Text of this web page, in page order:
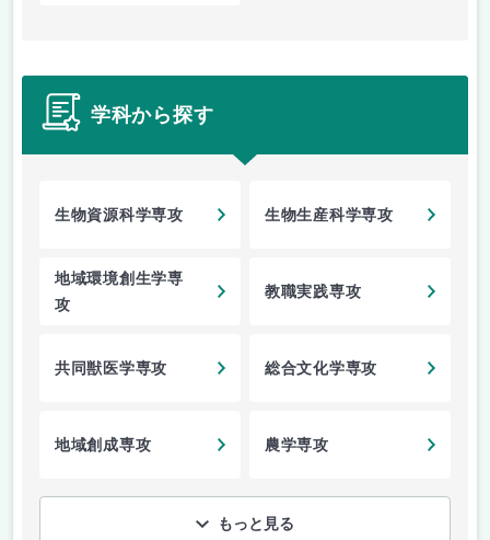
学科から探す
生物資源科学専攻 生物生産科学専攻
地域環境創生学専
攻
教職実践専攻
共同獣医学専攻 総合文化学専攻
地域創成専攻 農学専攻
もっと見る